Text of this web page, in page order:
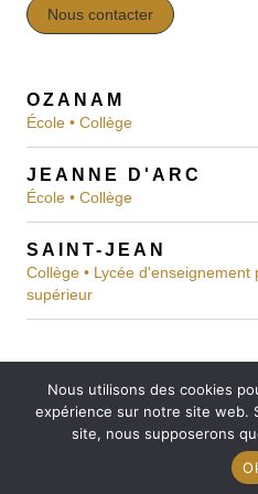
Nous contacter
OZANAM
École • Collège
JEANNE D'ARC
École • Collège
SAINT-JEAN
Collège • Lycée
supérieur
Nous utilisons des cookies
expérience sur notre site web.
site, nous supposerons
Engagé pour
l’impact carbone de